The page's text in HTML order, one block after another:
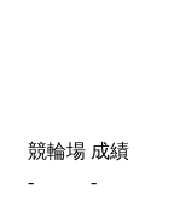
競輪場 成績
-
-